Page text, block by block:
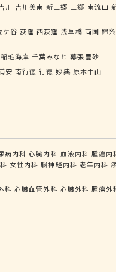
川 吉川美南 新三郷 三郷 南流山
ケ谷 荻窪 西荻窪 浅草橋 両国 錦
稲毛海岸 千葉みなと 幕張豊砂
安 南行徳 行徳 妙典 原木中山
病内科 心臓内科 血液内科 腫瘍内
女性内科 脳神経内科 老年内科
科 心臓血管外科 心臓外科 腫瘍外